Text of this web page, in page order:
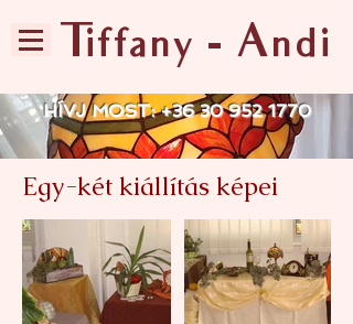
Tiffany - Andi
HÍVJ MOST:+36 30 952 1770
Egy-két kiállítás képei